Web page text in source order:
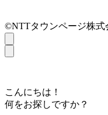
©NTTタウンページ株式
こんにちは！
何をお探しですか？